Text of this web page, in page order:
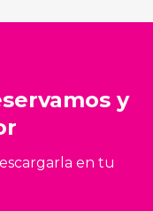
y
en tu